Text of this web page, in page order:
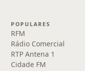
POPULARES
RFM
Rádio Comercial
RTP Antena 1
Cidade FM